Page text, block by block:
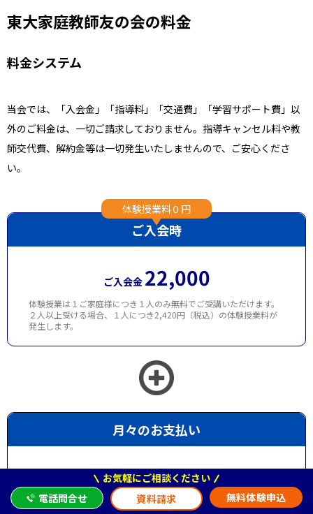
東大家庭教師友の会の料金
料金システム
当会では、「入会金」「指導料」「交通費」「学習サポート費」以
外のご料金は、一切ご請求しておりません。指導キャンセル料や教
師交代費、解約金等は一切発生いたしませんので、ご安心くださ
い。
ご入会時
体験授業料０円
ご入会金 22,000
体験授業は１ご家庭様につき１人のみ無料でご受講いただけます。
２人以上受ける場合、１人につき2,420円（税込）の体験授業料が
発生します。
月々のお支払い
指導料 コース料金×受講時間
交通費
実費
お気軽にご相談ください
電話問合せ
資料請求 無料体験申込